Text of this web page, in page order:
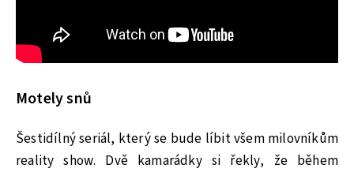
Motely snů
Šestidílný seriál, který se bude líbit všem milovníkům
reality show. Dvě kamarádky si řekly, že během